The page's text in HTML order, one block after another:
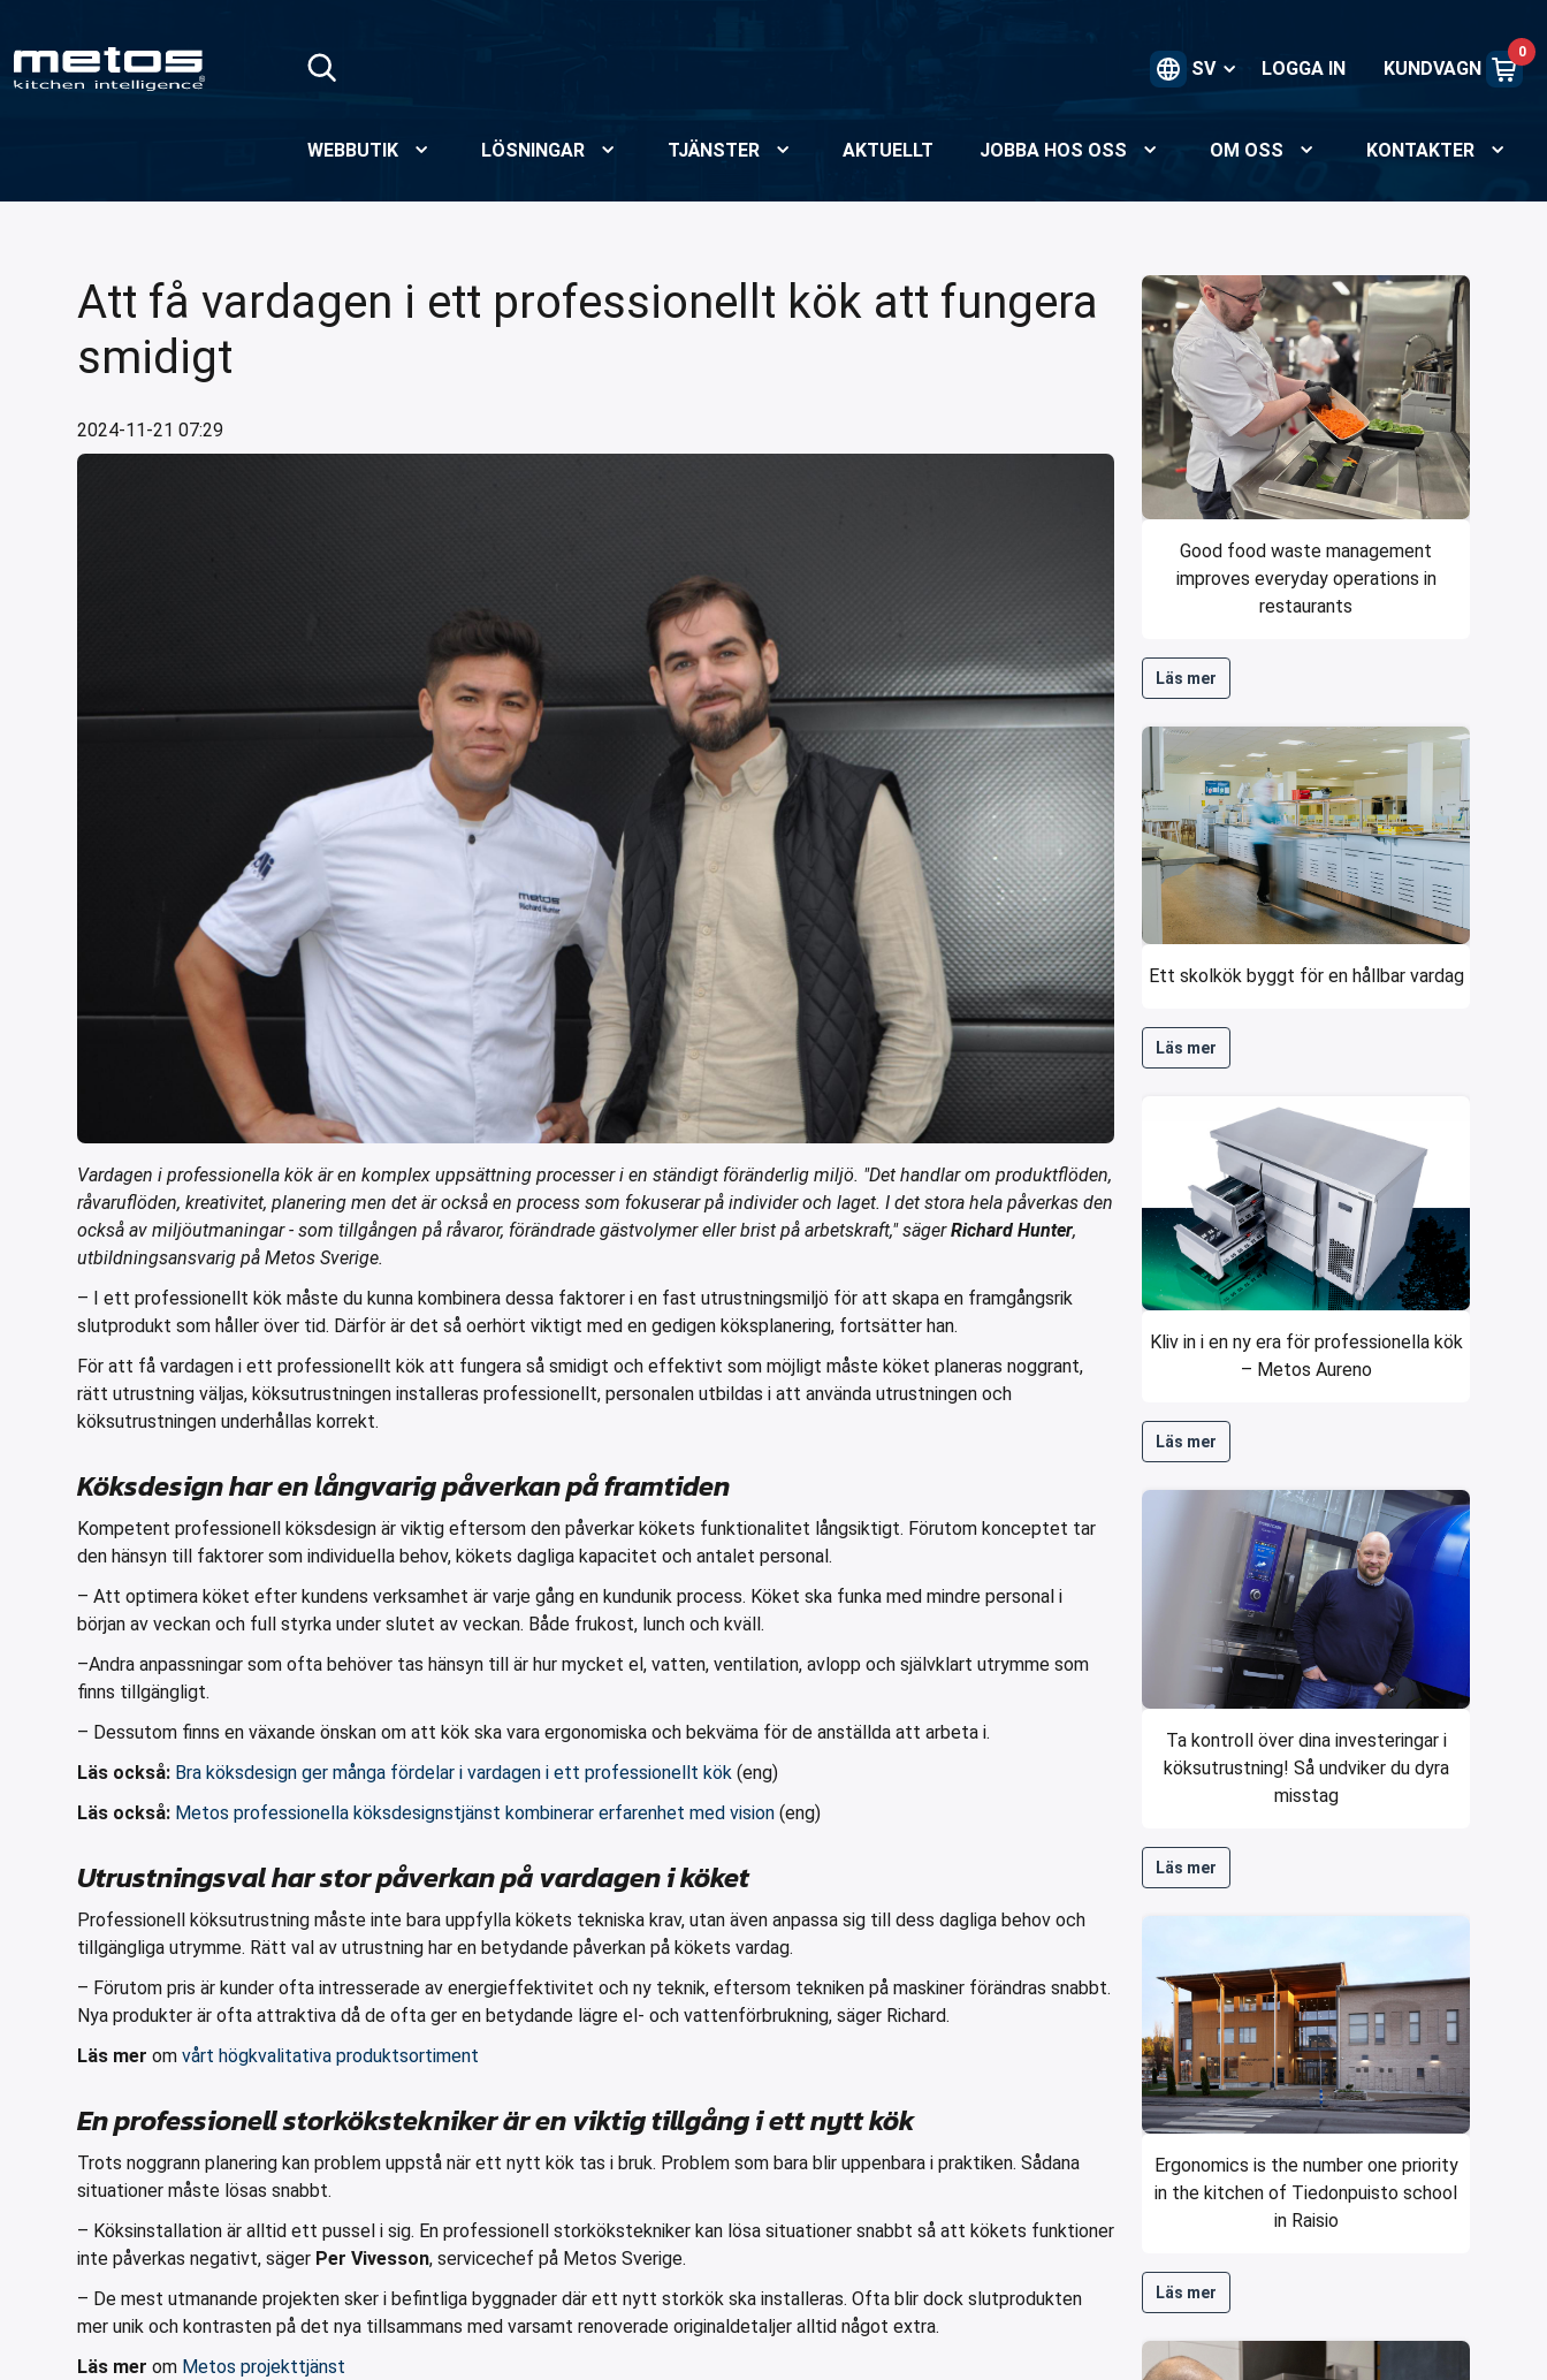
SV LOGGA IN KUNDVAGN
0
WEBBUTIK LÖSNINGAR TJÄNSTER AKTUELLT JOBBA HOS OSS OM OSS KONTAKTER
Att få vardagen i ett professionellt kök att fungera
smidigt
2024-11-21 07:29
Vardagen i professionella kök är en komplex uppsättning processer i en ständigt föränderlig miljö. "Det handlar om produktflöden,
råvaruflöden, kreativitet, planering men det är också en process som fokuserar på individer och laget. I det stora hela påverkas den
också av miljöutmaningar - som tillgången på råvaror, förändrade gästvolymer eller brist på arbetskraft," sägerRichard Hunter,
utbildningsansvarig på Metos Sverige.
– I ett professionellt kök måste du kunna kombinera dessa faktorer i en fast utrustningsmiljö för att skapa en framgångsrik
slutprodukt som håller över tid. Därför är det så oerhört viktigt med en gedigen köksplanering, fortsätter han.
För att få vardagen i ett professionellt kök att fungera så smidigt och effektivt som möjligt måste köket planeras noggrant,
rätt utrustning väljas, köksutrustningen installeras professionellt, personalen utbildas i att använda utrustningen och
köksutrustningen underhållas korrekt.
Köksdesign har en långvarig påverkan på framtiden
Kompetent professionell köksdesign är viktig eftersom den påverkar kökets funktionalitet långsiktigt. Förutom konceptet tar
den hänsyn till faktorer som individuella behov, kökets dagliga kapacitet och antalet personal.
– Att optimera köket efter kundens verksamhet är varje gång en kundunik process. Köket ska funka med mindre personal i
början av veckan och full styrka under slutet av veckan. Både frukost, lunch och kväll.
–Andra anpassningar som ofta behöver tas hänsyn till är hur mycket el, vatten, ventilation, avlopp och självklart utrymme som
finns tillgängligt.
– Dessutom finns en växande önskan om att kök ska vara ergonomiska och bekväma för de anställda att arbeta i.
Läs också: Bra köksdesign ger många fördelar i vardagen i ett professionellt kök (eng)
Läs också: Metos professionella köksdesignstjänst kombinerar erfarenhet med vision (eng)
Utrustningsval har stor påverkan på vardagen i köket
Professionell köksutrustning måste inte bara uppfylla kökets tekniska krav, utan även anpassa sig till dess dagliga behov och
tillgängliga utrymme. Rätt val av utrustning har en betydande påverkan på kökets vardag.
– Förutom pris är kunder ofta intresserade av energieffektivitet och ny teknik, eftersom tekniken på maskiner förändras snabbt.
Nya produkter är ofta attraktiva då de ofta ger en betydande lägre el- och vattenförbrukning, säger Richard.
Läs mer omvårt högkvalitativa produktsortiment
En professionell storkökstekniker är en viktig tillgång i ett nytt kök
Trots noggrann planering kan problem uppstå när ett nytt kök tas i bruk. Problem som bara blir uppenbara i praktiken. Sådana
situationer måste lösas snabbt.
– Köksinstallation är alltid ett pussel i sig. En professionell storkökstekniker kan lösa situationer snabbt så att kökets funktioner
inte påverkas negativt, säger Per Vivesson, servicechef på Metos Sverige.
– De mest utmanande projekten sker i befintliga byggnader där ett nytt storkök ska installeras. Ofta blir dock slutprodukten
mer unik och kontrasten på det nya tillsammans med varsamt renoverade originaldetaljer alltid något extra.
Läs mer om Metos projekttjänst
Good food waste management
improves everyday operations in
restaurants
Läs mer
Ett skolkök byggt för en hållbar vardag
Läs mer
Kliv in i en ny era för professionella kök
– Metos Aureno
Läs mer
Ta kontroll över dina investeringar i
köksutrustning! Så undviker du dyra
misstag
Läs mer
Ergonomics is the number one priority
in the kitchen of Tiedonpuisto school
in Raisio
Läs mer